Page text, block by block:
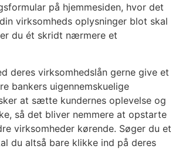
på hjemmesiden, hvor det
virksomheds oplysninger blot skal
du ét skridt nærmere et
deres virksomhedslån gerne give et
bankers uigennemskuelige
at sætte kundernes oplevelse og
så det bliver nemmere at opstarte
virksomheder kørende. Søger du et
du altså bare klikke ind på deres